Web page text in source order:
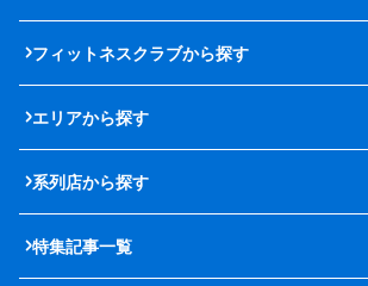
フィットネスクラブから探す
エリアから探す
系列店から探す
特集記事一覧